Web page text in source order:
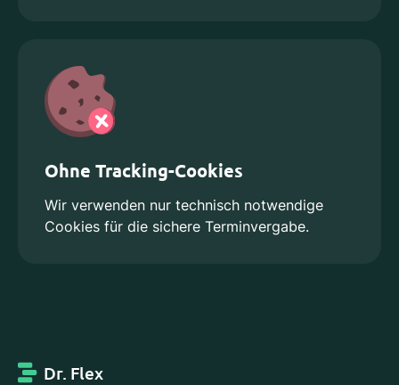
Ohne Tracking-Cookies
Wir verwenden nur technisch notwendige
Cookies für die sichere Terminvergabe.
Dr. Flex